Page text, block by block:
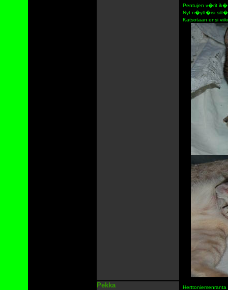
Pentujen v�rit
Nyt n�ytt�isi silt�,
Katsotaan ensi
Pekka Herttoniemenranta